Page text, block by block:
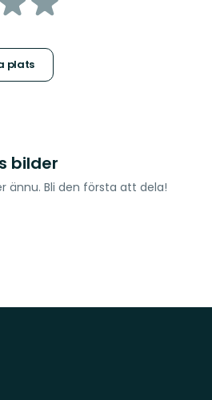
plats
bilder
ännu. Bli den första att dela!